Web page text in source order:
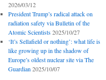
2026/03/12
President Trump’s radical attack on
radiation safety via Bulletin of the
Atomic Scientists 2025/10/27
‘It’s Sellafield or nothing’: what life is
like growing up in the shadow of
Europe’s oldest nuclear site via The
Guardian 2025/10/07